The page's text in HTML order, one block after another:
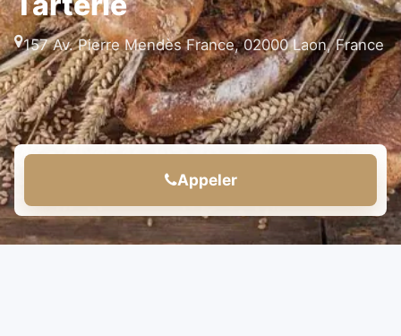
157 Av. Pierre Mendès France, 02000 Laon, France
Appeler